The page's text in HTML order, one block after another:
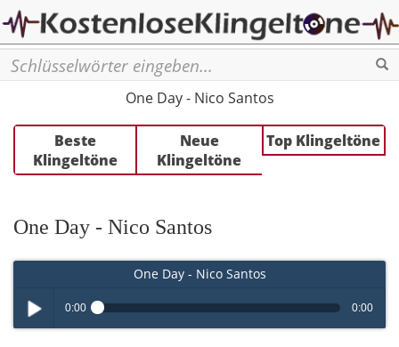
One Day - Nico Santos
Beste
Klingeltöne
Neue
Klingeltöne
Top Klingeltöne
One Day - Nico Santos
One Day - Nico Santos
0:00 0:00